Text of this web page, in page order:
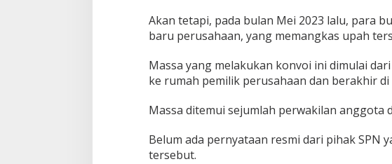
Akan tetapi, pada bulan Mei 2023 lalu, para
baru perusahaan, yang memangkas upah
Massa yang melakukan konvoi ini dimulai
ke rumah pemilik perusahaan dan berakhir
Massa ditemui sejumlah perwakilan anggota
Belum ada pernyataan resmi dari pihak SPN
tersebut.